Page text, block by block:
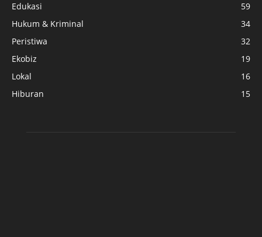
Edukasi
59
Hukum & Kriminal
34
Peristiwa
32
Ekobiz
19
Lokal
16
Hiburan
15